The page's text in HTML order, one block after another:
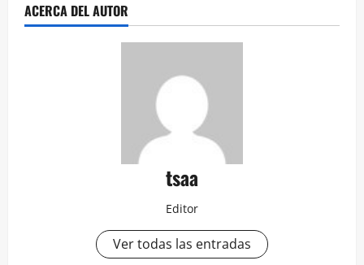
ACERCA DEL AUTOR
tsaa
Editor
Ver todas las entradas